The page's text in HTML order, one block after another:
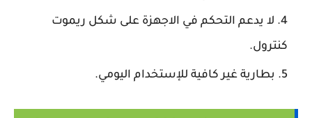
لا يدعم التحكم في الاجهزة على شكل ريموت
كنترول.
بطارية غير كافية للإستخدام اليومي.